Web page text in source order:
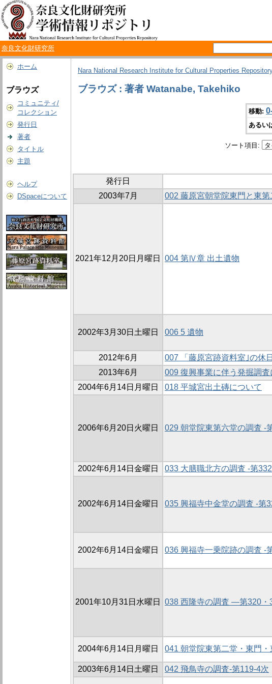
奈良文化財研究所
ホーム
ブラウズ
コミュニティ/
コレクション
発行日
著者
タイトル
主題
ヘルプ
DSpaceについて
Nara National Research Institute for Cultural Properties
ブラウズ : 著者 Watanabe, Takehiko
移動:
あるい
ソート項目:
発行日
2003年7月
002 藤原宮朝堂院東門と東
2021年12月20日月曜日 004 第Ⅳ章 出土遺物
2002年3月30日土曜日 006 5 遺物
2012年6月
007 「藤原宮跡資料室｣の休
2013年6月
009 復興事業に伴う発掘調
2004年6月14日月曜日
018 平城宮出土磚について
2006年6月20日火曜日 029 朝堂院東第六堂の調査 -
2002年6月14日金曜日
033 大膳職北方の調査 -第
2002年6月14日金曜日 035 興福寺中金堂の調査 -第
2002年6月14日金曜日 036 興福寺一乗院跡の調査 -
2001年10月31日水曜日 038 西隆寺の調査 ―第320・
2004年6月14日月曜日 041 朝堂院東第二堂・東門
2003年6月14日土曜日
042 飛鳥寺の調査-第119-4次